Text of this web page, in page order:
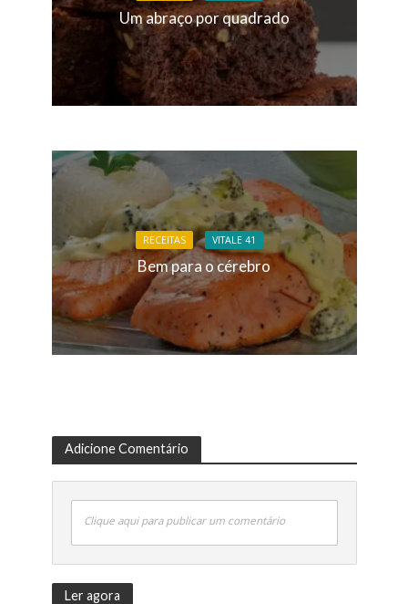
Um abraço por quadrado
RECEITAS VITALE 41
Bem para o cérebro
Adicione Comentário
Clique aqui para publicar um comentário
Ler agora